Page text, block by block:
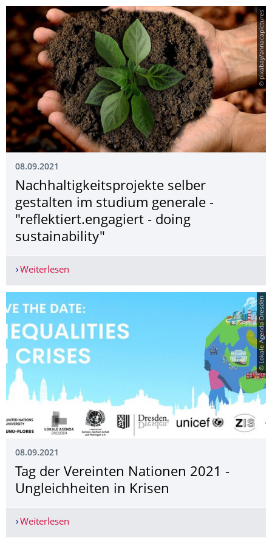
© pixabay/annacapictures
08.09.2021
Nachhaltig­keitsprojekte selber
gestalten im studium generale -
"reflektiert.engagiert - doing
sustainability"
Weiterlesen
© Lokale Agenda Dresden
08.09.2021
Tag der Vereinten Nationen 2021 -
Ungleichheiten in Krisen
Weiterlesen